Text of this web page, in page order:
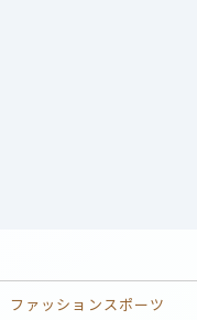
ファッションスポーツ